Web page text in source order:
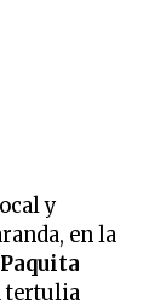
y
en la
tertulia